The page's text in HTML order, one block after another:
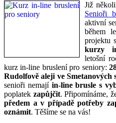
Již
Senioři
aktivní
během
projektu
kurzy
letošní
kurz in-line bruslení pro seniory:
Rudolfově aleji ve Smetanových
senioři nemají in-line brusle s
poplatek zapůjčit. Připomínáme,
předem a v případě potřeby
oznámit. Těšíme se na vás!